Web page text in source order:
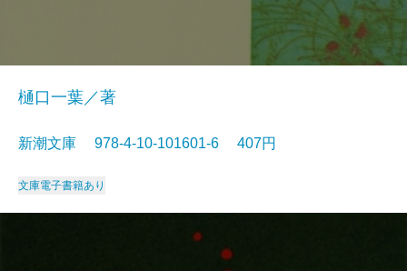
樋口一葉／著
新潮文庫 978-4-10-101601-6 407円
文庫電子書籍あり